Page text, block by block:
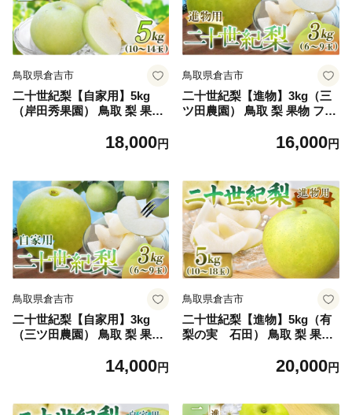
鳥取県倉吉市
二十世紀梨【自家用】5kg
（岸田秀果園） 鳥取 梨 果物
世紀梨 人気 甘い 自家用 産地
18,000円
鳥取県倉吉市
二十世紀梨【進物】3kg（三
ツ田農園） 鳥取 梨 果物 フル
梨 人気 甘い 進物 贈答用 赤
16,000円
鳥取県倉吉市
二十世紀梨【自家用】3kg
（三ツ田農園） 鳥取 梨 果物
世紀梨 人気 甘い 家庭用
14,000円
鳥取県倉吉市
二十世紀梨【進物】5kg（有
梨の実 石田） 鳥取 梨 果物
世紀梨 人気 甘い 進物 贈答用
20,000円